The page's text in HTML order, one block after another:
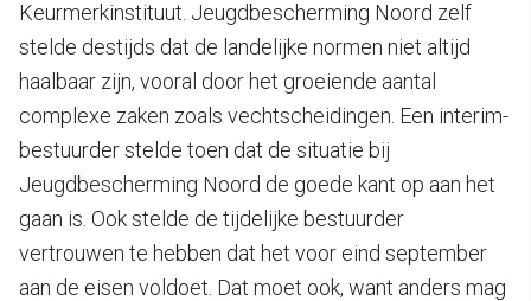
Keurmerkinstituut. Jeugdbescherming Noord zelf
stelde destijds dat de landelijke normen niet altijd
haalbaar zijn, vooral door het groeiende aantal
complexe zaken zoals vechtscheidingen. Een interim-
bestuurder stelde toen dat de situatie bij
Jeugdbescherming Noord de goede kant op aan het
gaan is. Ook stelde de tijdelijke bestuurder
vertrouwen te hebben dat het voor eind september
aan de eisen voldoet. Dat moet ook, want anders mag